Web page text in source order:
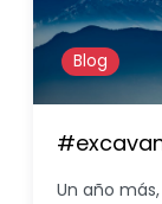
Blog
Un año